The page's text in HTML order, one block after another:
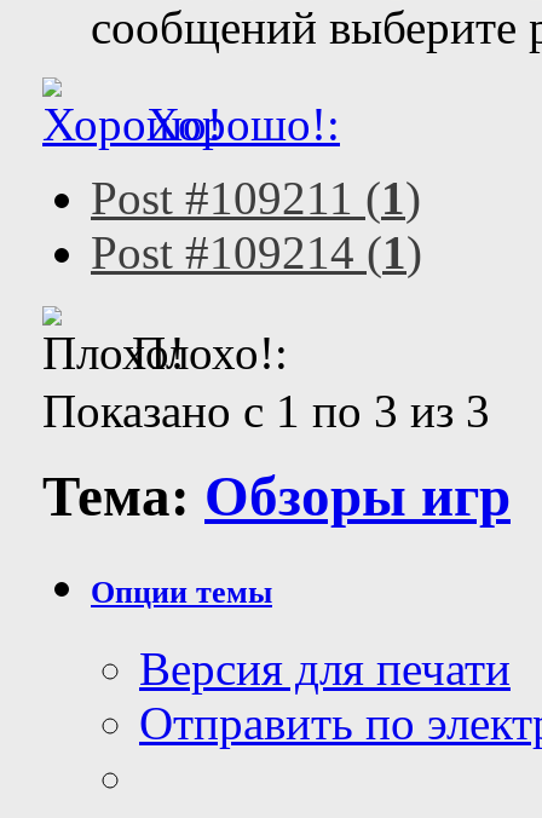
сообщений выберите
Хорошо!:
Post #109211 (1)
Post #109214 (1)
Плохо!:
Показано с 1 по 3 из 3
Тема: Обзоры игр
Опции темы
Версия для печати
Отправить по